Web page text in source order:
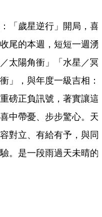
「歲星逆行」開局，喜
尾的本週，短短一週湧
太陽角衝」「水星／冥
」，與年度一級吉相：
磅正負訊號，著實讓這
中帶憂、步步驚心。天
對立、有給有予，與同
。是一段雨過天未晴的